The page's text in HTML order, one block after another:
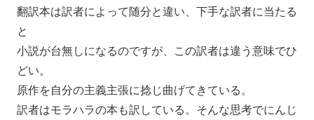
翻訳本は訳者によって随分と違い、下手な訳者に当たる
と
小説が台無しになるのですが、この訳者は違う意味でひ
どい。
原作を自分の主義主張に捻じ曲げてきている。
訳者はモラハラの本も訳している。そんな思考でにんじ